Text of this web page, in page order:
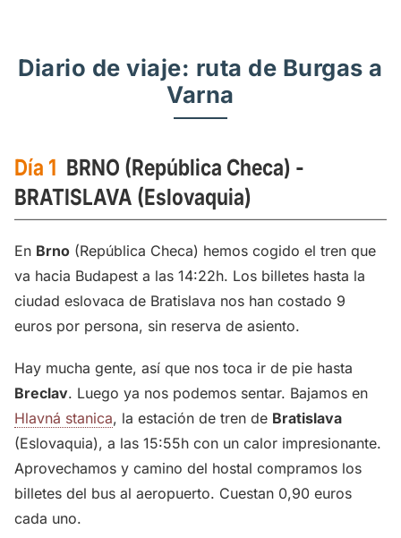
Diario de viaje: ruta de Burgas a
Varna
Día 1 BRNO (República Checa) -
BRATISLAVA (Eslovaquia)
En Brno (República Checa) hemos cogido el tren que
va hacia Budapest a las 14:22h. Los billetes hasta la
ciudad eslovaca de Bratislava nos han costado 9
euros por persona, sin reserva de asiento.
Hay mucha gente, así que nos toca ir de pie hasta
Breclav. Luego ya nos podemos sentar. Bajamos en
Hlavná stanica, la estación de tren de Bratislava
(Eslovaquia), a las 15:55h con un calor impresionante.
Aprovechamos y camino del hostal compramos los
billetes del bus al aeropuerto. Cuestan 0,90 euros
cada uno.